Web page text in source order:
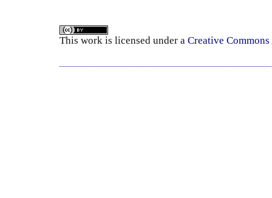
This work is licensed under a Creative